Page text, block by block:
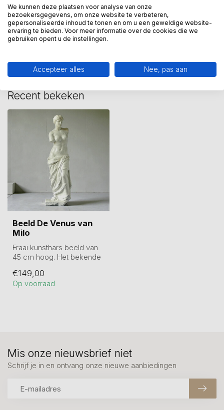
Heeft u een vraag over dit
kunstcadeau?
Recent bekeken
Beeld De Venus van
Milo
Fraai kunsthars beeld van
45 cm hoog. Het bekende
als ...
€149,00
Op voorraad
Mis onze nieuwsbrief niet
Schrijf je in en ontvang onze nieuwe aanbiedingen
We kunnen deze plaatsen voor analyse van onze
bezoekersgegevens, om onze website te verbeteren,
gepersonaliseerde inhoud te tonen en om u een geweldige website-
ervaring te bieden. Voor meer informatie over de cookies die we
gebruiken opent u de instellingen.
Accepteer alles Nee, pas aan